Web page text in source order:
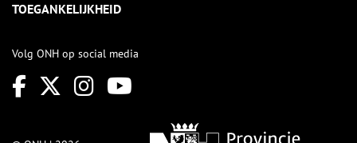
TOEGANKELIJKHEID
Volg ONH op social media